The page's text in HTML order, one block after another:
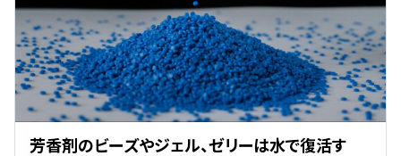
芳香剤のビーズやジェル、ゼリーは水で復活す